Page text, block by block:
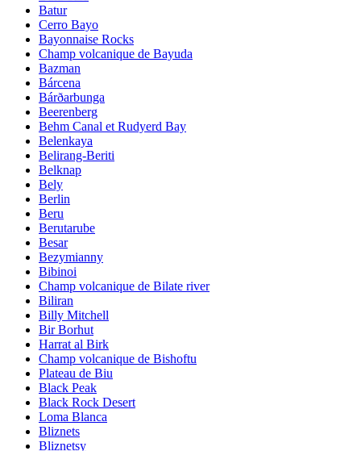
Batur
Cerro Bayo
Bayonnaise Rocks
Champ volcanique de Bayuda
Bazman
Bárcena
Bárðarbunga
Beerenberg
Behm Canal et Rudyerd Bay
Belenkaya
Belirang-Beriti
Belknap
Bely
Berlin
Beru
Berutarube
Besar
Bezymianny
Bibinoi
Champ volcanique de Bilate river
Biliran
Billy Mitchell
Bir Borhut
Harrat al Birk
Champ volcanique de Bishoftu
Plateau de Biu
Black Peak
Black Rock Desert
Loma Blanca
Bliznets
Bliznetsy